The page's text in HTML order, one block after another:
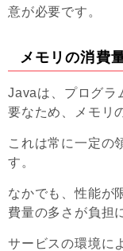
意が必要です。
メモリの消費
Javaは、プログラ
要なため、メモリ
これは常に一定の
す。
なかでも、性能が
費量の多さが負担
サービスの環境に